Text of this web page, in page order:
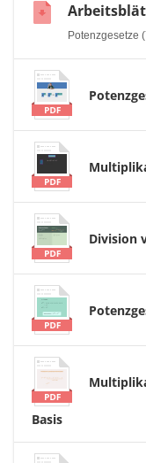
Potenzgesetze
Division
Basis